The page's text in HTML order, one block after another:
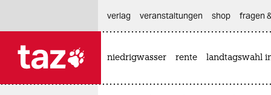
verlag
veranstaltungen shop fragen
niedrigwasser rente landtagswahl